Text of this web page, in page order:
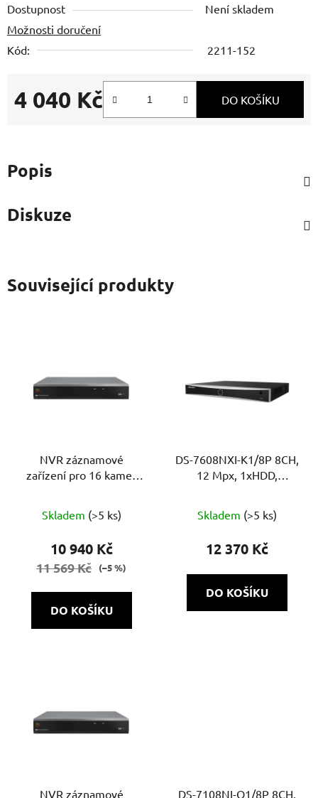
Dostupnost
Není skladem
Možnosti doručení
Kód:
2211-152
4 040 Kč DO KOŠÍKU
Popis
Diskuze
Související produkty
NVR záznamové
zařízení pro 16 kamer
Skladem (>5 ks)
10 940 Kč
11 569 Kč (–5 %)
DO KOŠÍKU
DS-7608NXI-K1/8P 8CH,
12 Mpx, 1xHDD,
hodnocení
produktu
z
Skladem (>5 ks)
12 370 Kč
DO KOŠÍKU
NVR záznamové DS-7108NI-Q1/8P 8CH,